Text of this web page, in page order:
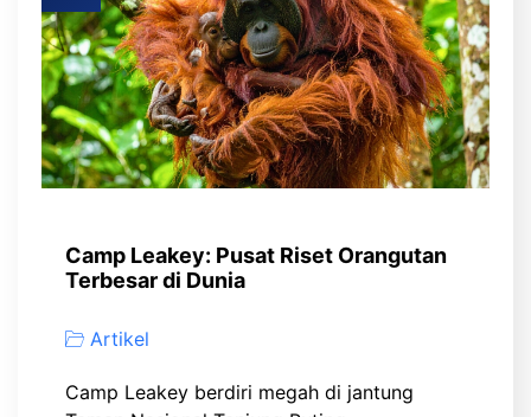
Camp Leakey: Pusat Riset Orangutan
Terbesar di Dunia
Artikel
Camp Leakey berdiri megah di jantung